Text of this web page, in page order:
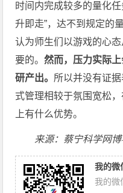
时间内完成较多的量化
升即走”，达不到规定的
认为师生们以游戏的心
要的。然而，压力实际
研产出。 所以并没有证
式管理相较于氛围宽松
上有什么优势。
来源：蔡宁科学网
我的微
我的微